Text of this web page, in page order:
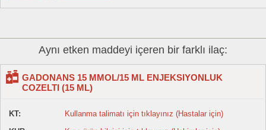
Aynı etken maddeyi içeren bir farklı ilaç:
GADONANS 15 MMOL/15 ML ENJEKSIYONLUK
COZELTI (15 ML)
KT:
Kullanma talimatı için tıklayınız (Hastalar için)